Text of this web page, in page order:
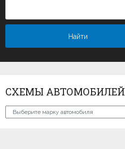
СХЕМЫ АВТОМОБИЛЕЙ
Схемы